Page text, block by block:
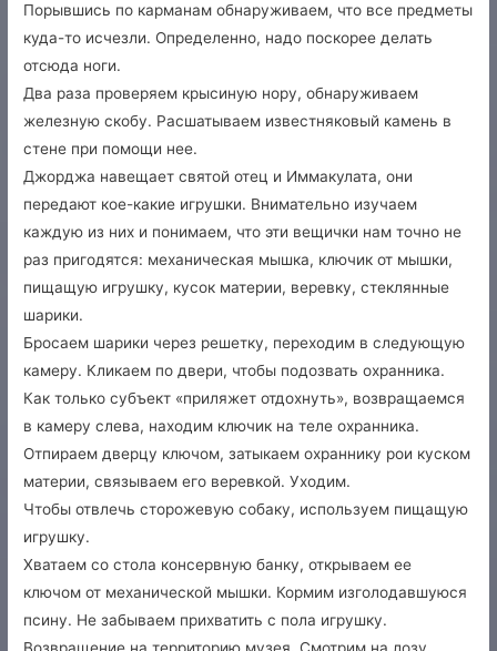
Порывшись по карманам обнаруживаем, что все предметы
куда-то исчезли. Определенно, надо поскорее делать
отсюда ноги.
Два раза проверяем крысиную нору, обнаруживаем
железную скобу. Расшатываем известняковый камень в
стене при помощи нее.
Джорджа навещает святой отец и Иммакулата, они
передают кое-какие игрушки. Внимательно изучаем
каждую из них и понимаем, что эти вещички нам точно не
раз пригодятся: механическая мышка, ключик от мышки,
пищащую игрушку, кусок материи, веревку, стеклянные
шарики.
Бросаем шарики через решетку, переходим в следующую
камеру. Кликаем по двери, чтобы подозвать охранника.
Как только субъект «приляжет отдохнуть», возвращаемся
в камеру слева, находим ключик на теле охранника.
Отпираем дверцу ключом, затыкаем охраннику рои куском
материи, связываем его веревкой. Уходим.
Чтобы отвлечь сторожевую собаку, используем пищащую
игрушку.
Хватаем со стола консервную банку, открываем ее
ключом от механической мышки. Кормим изголодавшуюся
псину. Не забываем прихватить с пола игрушку.